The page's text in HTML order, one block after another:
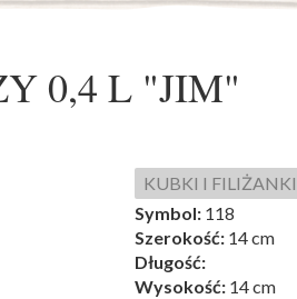
0,4 L "JIM"
KUBKI I FILIŻANKI
Symbol: 118
Szerokość: 14 cm
Długość:
Wysokość: 14 cm